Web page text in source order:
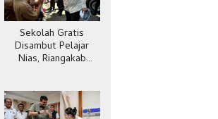
Sekolah Gratis
Disambut Pelajar
Nias, Riangakab